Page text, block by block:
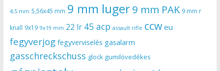
4,5 mm 5,56x45 mm 9 mm luger9 mm PAK 9 mm r
knall 9x19 9x19 mm 22 lr 45 acp assault rifle ccw eu
fegyverjog fegyverviselés gasalarm
gasschreckschuss glock gumilövedékes